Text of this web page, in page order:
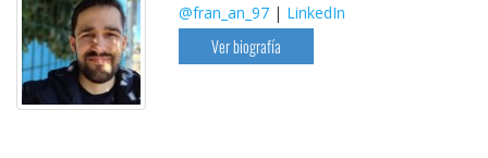
@fran_an_97 | LinkedIn
Ver biografía